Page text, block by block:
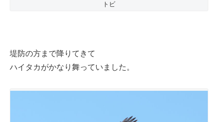
トビ
堤防の方まで降りてきて
ハイタカがかなり舞っていました。